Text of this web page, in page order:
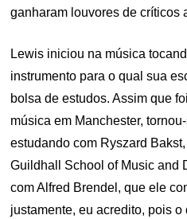
ganharam louvores de críticos
Lewis iniciou na música
instrumento para o qual sua
bolsa de estudos. Assim que
música em Manchester,
estudando com Ryszard
Guildhall School of Music and
com Alfred Brendel, que ele
justamente, eu acredito, pois